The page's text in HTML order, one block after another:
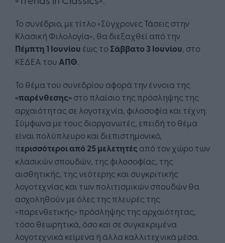
Το συνέδριο, με τίτλο «Σύγχρονες Τάσεις στην
Κλασική Φιλολογία», θα διεξαχθεί από την
Πέμπτη 1 Ιουνίου έως το Σάββατο 3 Ιουνίου, στο
ΚΕΔΕΑ του ΑΠΘ.
Το θέμα του συνεδρίου αφορά την έννοια της
«παρένθεσης»στο πλαίσιο της πρόσληψης της
αρχαιότητας σε λογοτεχνία, φιλοσοφία και τέχνη.
Σύμφωνα με τους διοργανωτές, επειδή το θέμα
είναι πολύπλευρο και διεπιστημονικό,
περισσότεροι από 25 μελετητές από τον χώρο των
κλασικών σπουδών, της φιλοσοφίας, της
αισθητικής, της νεότερης και συγκριτικής
λογοτεχνίας και των πολιτισμικών σπουδών θα
ασχοληθούν με όλες της πλευρές της
«παρενθετικής» πρόσληψης της αρχαιότητας,
τόσο θεωρητικά, όσο και σε συγκεκριμένα
λογοτεχνικά κείμενα ή άλλα καλλιτεχνικά μέσα.